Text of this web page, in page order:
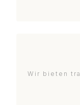
Wir bieten